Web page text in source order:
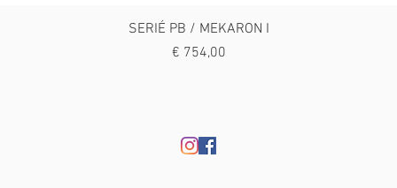
SERIÉ PB / MEKARON I
Prijs
€ 754,00